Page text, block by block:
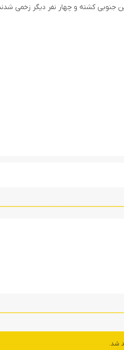
جنوبی کشته و چهار نفر دیگر زخمی
شد.